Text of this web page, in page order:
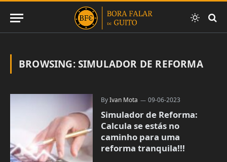
BROWSING:SIMULADOR DE REFORMA
ByIvan Mota 09-06-2023
Simulador de Reforma:
Calcula se estás no
caminho para uma
reforma tranquila!!!